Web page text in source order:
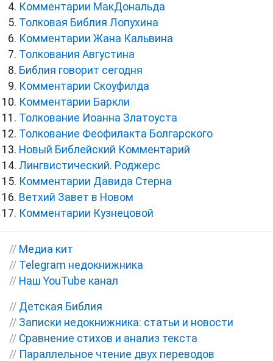
Комментарии МакДональда
Толковая Библия Лопухина
Комментарии Жана Кальвина
Толкования Августина
Библия говорит сегодня
Комментарии Скоуфилда
Комментарии Баркли
Толкование Иоанна Златоуста
Толкование Феофилакта Болгарского
Новый Библейский Комментарий
Лингвистический. Роджерс
Комментарии Давида Стерна
Ветхий Завет в Новом
Комментарии Кузнецовой
// Медиа кит
// Telegram недокнижника
// Наш YouTube канал
// Детская Библия
// Записки недокнижника: статьи и новости
// Сравнение стихов и анализ текста
// Параллельное чтение двух переводов